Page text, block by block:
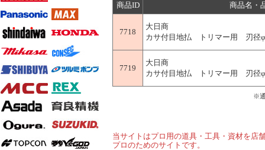
商品ID 商品名・
7718
大日商
カサ付目地払 トリマー用 刃径
7719
大日商
カサ付目地払 トリマー用 刃径
※
当サイトはプロ用の道具・工具・資材を店
プロのためのサイトです。